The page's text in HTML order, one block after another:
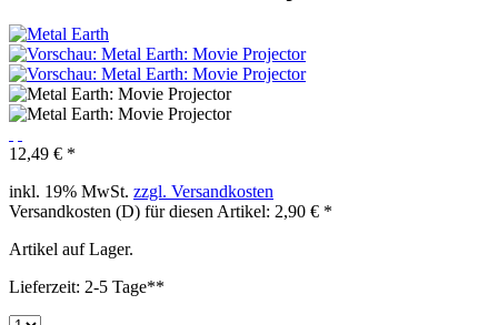
12,49 € *
inkl. 19% MwSt. zzgl. Versandkosten
Versandkosten (D) für diesen Artikel: 2,90 € *
Artikel auf Lager.
Lieferzeit: 2-5 Tage**